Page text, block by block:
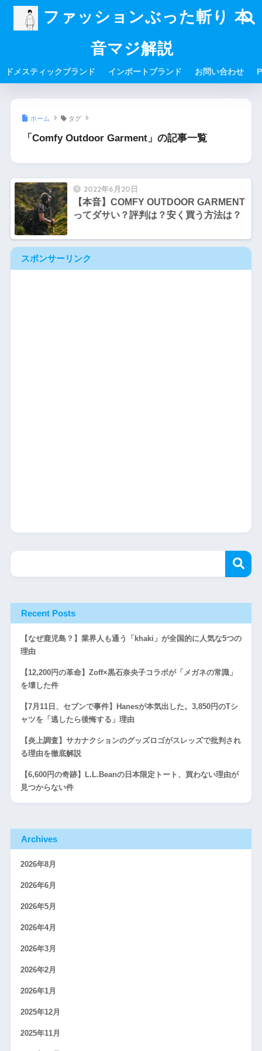
ファッションぶった斬り 本
音マジ解説
ドメスティックブランド インポートブランド お問い合わせ
ホーム タグ
「Comfy Outdoor Garment」の記事一覧
2022年6月20日
【本音】COMFY OUTDOOR GARMENT
ってダサい？評判は？安く買う方法は？
スポンサーリンク
Recent Posts
【なぜ鹿児島？】業界人も通う「khaki」が全国的に人気な5つの
理由
【12,200円の革命】Zoff×黒石奈央子コラボが「メガネの常識」
を壊した件
【7月11日、セブンで事件】Hanesが本気出した。3,850円のTシ
ャツを「逃したら後悔する」理由
【炎上調査】サカナクションのグッズロゴがスレッズで批判され
る理由を徹底解説
【6,600円の奇跡】L.L.Beanの日本限定トート、買わない理由が
見つからない件
Archives
2026年8月
2026年6月
2026年5月
2026年4月
2026年3月
2026年2月
2026年1月
2025年12月
2025年11月